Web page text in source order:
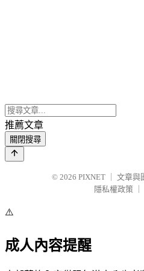
推薦文章
關閉搜尋
© 2026 PIXNET
文章與
隱私權政策
⚠️
成人內容提醒